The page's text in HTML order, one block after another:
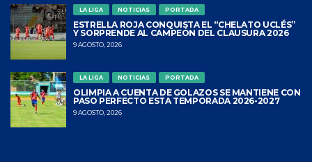
LA LIGA NOTICIAS PORTADA
ESTRELLA ROJA CONQUISTA EL “CHELATO UCLÉS”
Y SORPRENDE AL CAMPEÓN DEL CLAUSURA 2026
9 AGOSTO, 2026
LA LIGA NOTICIAS PORTADA
OLIMPIA A CUENTA DE GOLAZOS SE MANTIENE CON
PASO PERFECTO ESTA TEMPORADA 2026-2027
9 AGOSTO, 2026